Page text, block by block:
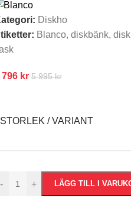
Diskho
Blanco, diskbänk,
796 kr 5 995kr
STORLEK / VARIANT
- + LÄGG TILL I